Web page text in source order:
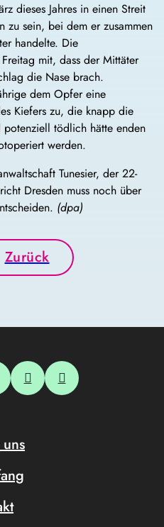
dieses Jahres in einen Streit
zu sein, bei dem er zusammen
handelte. Die
mit, dass der Mittäter
die Nase brach.
dem Opfer eine
Kiefers zu, die knapp die
potenziell tödlich hätte enden
werden.
Tunesier, der 22-
Dresden muss noch über
(dpa)
Zurück